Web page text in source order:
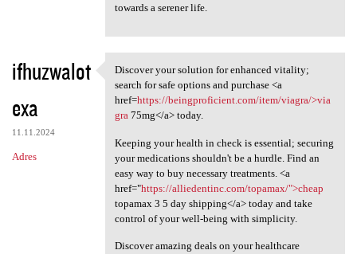
towards a serener life.
ifhuzwalot
exa
11.11.2024
Adres
Discover your solution for
Discover your solution for enhanced vitality;
search for safe options and purchase <a
href=https://beingproficient.com/item/viagra/>via
gra75mg</a> today.
Keeping your health in check is essential; securing
your medications shouldn't be a hurdle. Find an
easy way to buy necessary treatments. <a
href="https://alliedentinc.com/topamax/">cheap
topamax 3 5 day shipping</a> today and take
control of your well-being with simplicity.
Discover amazing deals on your healthcare